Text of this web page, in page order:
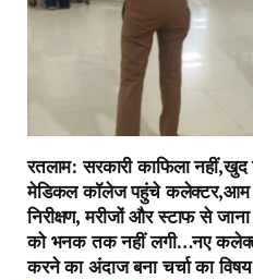
रतलाम: सरकारी काफिला
मेडिकल कॉलेज पहुंचे कलेक्टर,आम
निरीक्षण, मरीजों और स्टाफ से
को भनक तक नहीं लगी…नए
करने का अंदाज बना चर्चा का विषय